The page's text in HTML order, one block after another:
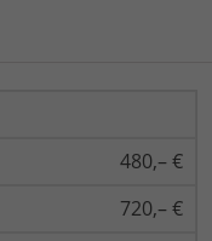
480,– €
720,– €